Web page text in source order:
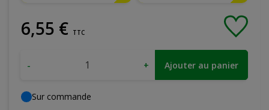
6,55 € TTC
- + Ajouter au panier
Sur commande